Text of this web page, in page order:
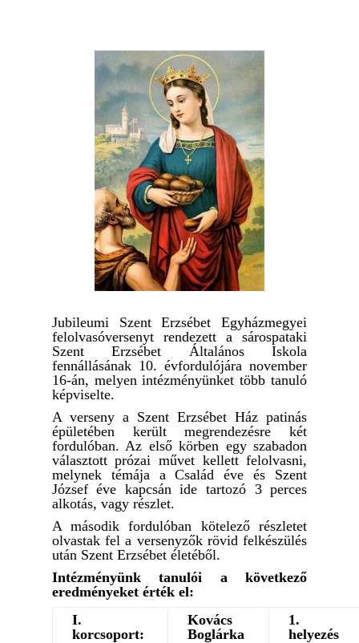
Jubileumi Szent Erzsébet Egyházmegyei
felolvasóversenyt rendezett a sárospataki
Szent Erzsébet Általános Iskola
fennállásának 10. évfordulójára november
16-án, melyen intézményünket több tanuló
képviselte.
A verseny a Szent Erzsébet Ház patinás
épületében került megrendezésre két
fordulóban. Az első körben egy szabadon
választott prózai művet kellett felolvasni,
melynek témája a Család éve és Szent
József éve kapcsán ide tartozó 3 perces
alkotás, vagy részlet.
A második fordulóban kötelező részletet
olvastak fel a versenyzők rövid felkészülés
után Szent Erzsébet életéből.
Intézményünk tanulói a következő
eredményeket érték el:
I.
korcsoport:
Kovács
Boglárka
1.
helyezés